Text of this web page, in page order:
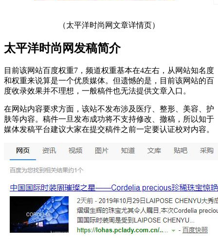
（太平洋时尚网文章详情页）
太平洋时尚网发稿简介
目前该网站百度权重7，频道权重基本在4左右，从网站知名度
和权重来说算是一个优质媒体。但遗憾的是，目前该网站的百
度收录效果并不理想，一般稿件也无法提供文章入口。
在网站内容要求方面，该站不发布涉及医疗、整形、美容、护
肤等内容。稿件一旦发布成功将不支持修改、撤稿，所以知于
媒体发稿平台建议大家在提交稿件之前一定要认证校对内容。